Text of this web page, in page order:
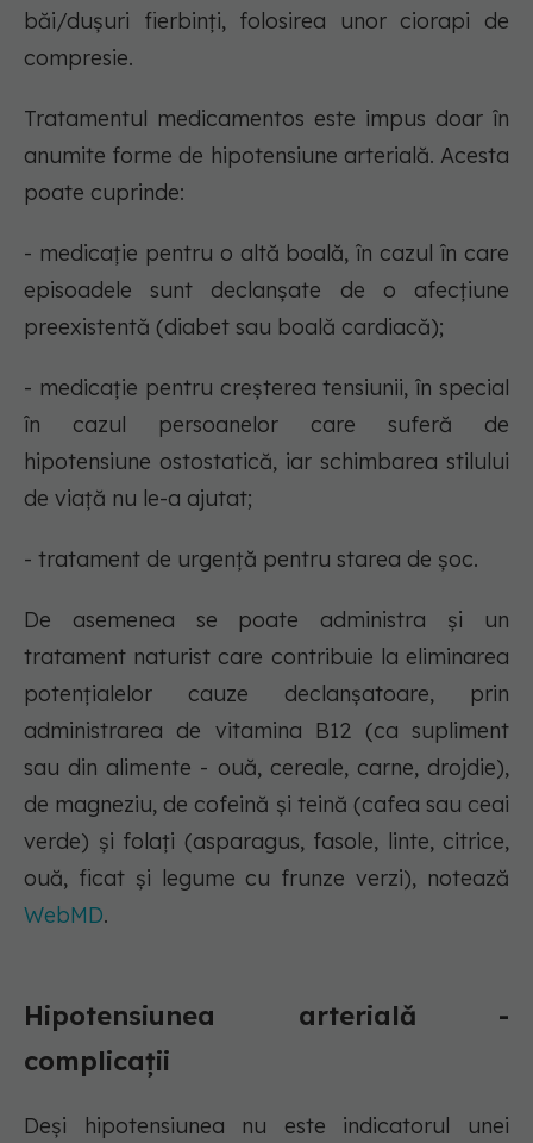
băi/dușuri fierbinți, folosirea unor ciorapi de
compresie.
Tratamentul medicamentos este impus doar în
anumite forme de hipotensiune arterială. Acesta
poate cuprinde:
- medicație pentru o altă boală, în cazul în care
episoadele sunt declanșate de o afecțiune
preexistentă (diabet sau boală cardiacă);
- medicație pentru creșterea tensiunii, în special
în cazul persoanelor care suferă de
hipotensiune ostostatică, iar schimbarea stilului
de viață nu le-a ajutat;
- tratament de urgență pentru starea de șoc.
De asemenea se poate administra și un
tratament naturist care contribuie la eliminarea
potențialelor cauze declanșatoare, prin
administrarea de vitamina B12 (ca supliment
sau din alimente - ouă, cereale, carne, drojdie),
de magneziu, de cofeină și teină (cafea sau ceai
verde) și folați (asparagus, fasole, linte, citrice,
ouă, ficat și legume cu frunze verzi), notează
WebMD.
Hipotensiunea arterială -
complicații
Deși hipotensiunea nu este indicatorul unei